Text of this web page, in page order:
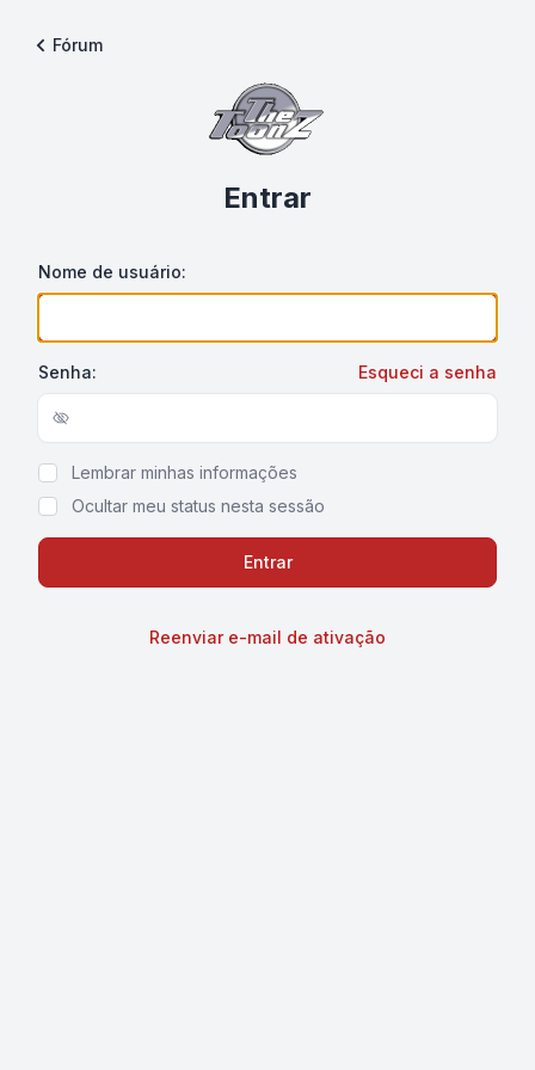
Fórum
Entrar
Nome de usuário:
Senha: Esqueci a senha
Show/hide password
Lembrar minhas informações
Ocultar meu status nesta sessão
Reenviar e-mail de ativação